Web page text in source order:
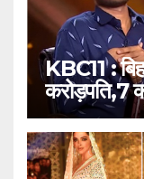
KBC11 :
करोड़पति,7